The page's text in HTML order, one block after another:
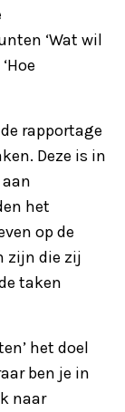
‘Wat wil
rapportage
Deze is in
het
op de
zijn die zij
taken
het doel
ben je in
naar